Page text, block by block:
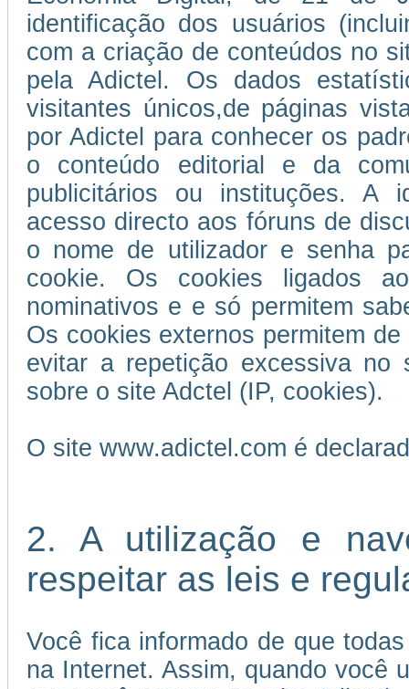
identificação dos usuários
com a criação de conteúdos no
pela Adictel. Os dados
visitantes únicos,de páginas
por Adictel para conhecer os
o conteúdo editorial e da
publicitários ou instituções. A
acesso directo aos fóruns de
o nome de utilizador e senha
cookie. Os cookies ligados
nominativos e e só permitem
Os cookies externos permitem
evitar a repetição excessiva no
sobre o site Adctel (IP, cookies).
O site www.adictel.com é
2. A utilização e
respeitar as leis e
Você fica informado de que
na Internet. Assim, quando você